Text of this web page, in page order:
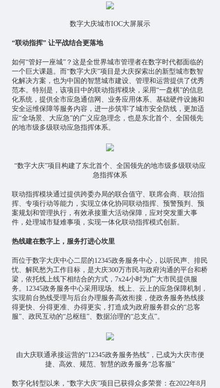
数字大庆城市IOC大屏展示
“联动指挥” 让平战结合更落地
如何“管好一座城”？这是全世界城市管理者在数字时代都面临的
一个巨大课题。而“数字大庆”项目是大庆探索出的新型城市数智
化解决方案，也为中国的智慧城市建设、管理和运营提供了优秀
范本。特别是，该项目中的联动指挥模块，采用“一盘棋”的信息
化系统，提供全市应急通信网、业务应用体系、基础硬件设施和
安全运维保障等服务内容，进一步筑牢了城市安全防线，更加适
应“全场景、大应急”的广义应急理念，也是东北首个、全国领先
的地市级多级联动应急指挥体系。
“数字大庆”项目构建了东北首个、全国领先的地市级多级联动应
急指挥体系
联动指挥模块通过提供跨委办局的联合值守、联席会商、联治指
挥、专项行动等能力，实现立体化协同联动指挥、预警预判、预
案规划和管理执行，有效承接重大活动保障，应对突发重大事
件，处理城市疑难事项，实现一体化联动指挥模式创新。
热线建在数字上，服务打进心坎里
而位于数字大庆中心二层的12345政务服务中心，以听民声、排民
忧、解民愁为工作目标，是大庆300万市民与政府沟通的平台和桥
梁，依托线上线下相结合的方式，7x24小时为广大市民提供服
务。12345政务服务中心采用现场、线上、云上的应急保障机制，
实现前台热线受理与后台办理服务高效衔接，使政务服务热线接
得更快、分得更准、办得更实，打造成为政府服务群众的“总客
服”、政民互动的“总枢纽”、数据治理的“总支点”。
由大庆联通承接运营的“12345政务服务热线”，已成为大庆市便
捷、高效、规范、智慧的政务服务“总客服”
数字化转型以来，“数字大庆”项目已获得众多荣誉：在2022年8月